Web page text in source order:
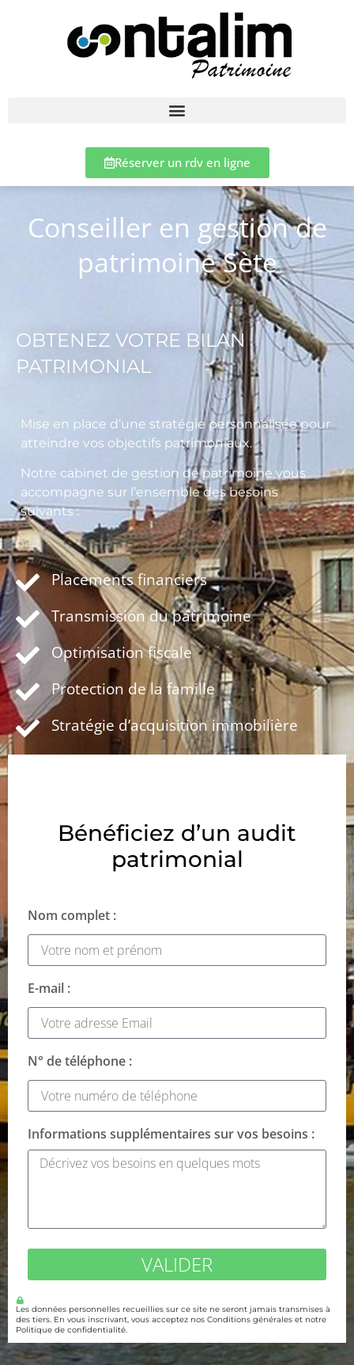
Réserver un rdv en ligne
Conseiller en gestion de
patrimoine Sète
OBTENEZ VOTRE BILAN
PATRIMONIAL
Mise en place d’une stratégie personnalisée pour
atteindre vos objectifs patrimoniaux.
Notre cabinet de gestion de patrimoine vous
accompagne sur l’ensemble des besoins
suivants :
Placements financiers
Transmission du patrimoine
Optimisation fiscale
Protection de la famille
Stratégie d’acquisition immobilière
Bénéficiez d’un audit
patrimonial
Nom complet :
E-mail :
N° de téléphone :
Informations supplémentaires sur vos besoins :
VALIDER
Les données personnelles recueillies sur ce site ne seront jamais transmises à
des tiers. En vous inscrivant, vous acceptez nos Conditions générales et notre
Politique de confidentialité.